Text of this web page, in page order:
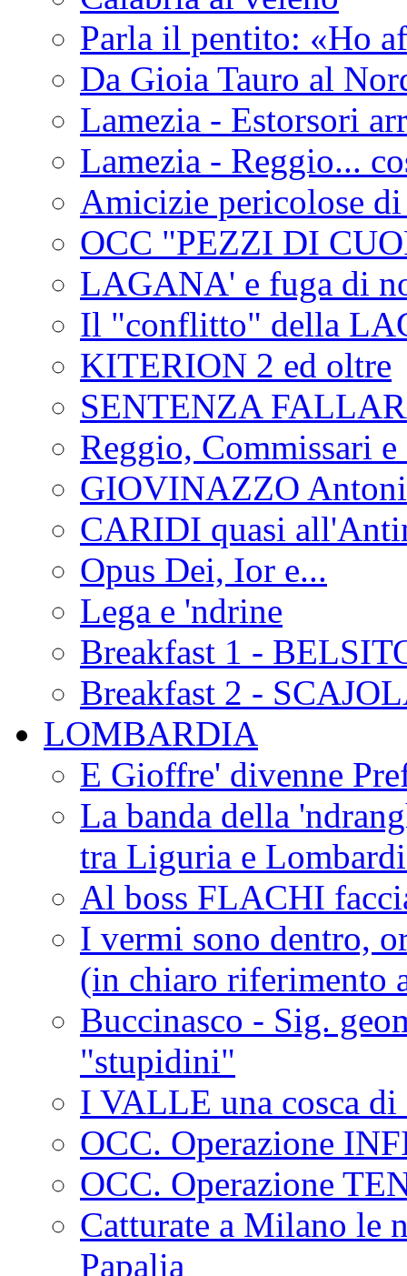
Parla il pentito: «Ho
Da Gioia Tauro al
Lamezia - Estorsori
Lamezia - Reggio...
Amicizie pericolose
OCC "PEZZI DI
LAGANA' e fuga di
Il "conflitto" della
KITERION 2 ed oltre
SENTENZA
Reggio, Commissari
GIOVINAZZO
CARIDI quasi
Opus Dei, Ior e...
Lega e 'ndrine
Breakfast 1 -
Breakfast 2 -
LOMBARDIA
E Gioffre' divenne
La banda della
tra Liguria e
Al boss FLACHI
I vermi sono dentro,
(in chiaro riferimento
Buccinasco - Sig.
"stupidini"
I VALLE una cosca
OCC. Operazione
OCC. Operazione
Catturate a Milano le
Papalia